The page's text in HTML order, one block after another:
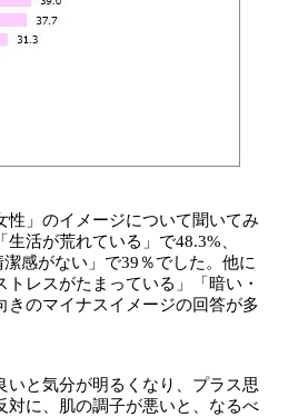
性」のイメージについて聞いてみ
活が荒れている」で48.3%、
潔感がない」で39％でした。他に
レスがたまっている」「暗い・
きのマイナスイメージの回答が多
いと気分が明るくなり、プラス思
対に、肌の調子が悪いと、なるべ